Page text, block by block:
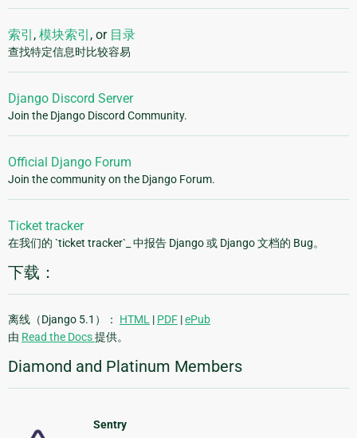
索引 , 模块索引 , or 目录
查找特定信息时比较容易
Django Discord Server
Join the Django Discord Community.
Official Django Forum
Join the community on the Django Forum.
Ticket tracker
在我们的 `ticket tracker`_ 中报告 Django 或 Django 文档的 Bug。
下载：
离线（Django 5.1）： HTML | PDF |ePub
由 Read the Docs提供。
Diamond and Platinum Members
Sentry